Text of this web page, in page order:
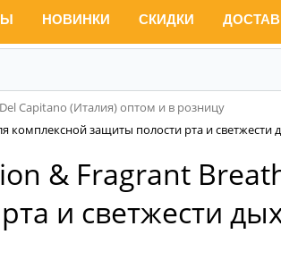
НОВИНКИ СКИДКИ
Capitano (Италия) оптом и в розницу
комплексной защиты полости рта и
& Fragrant
и светжести